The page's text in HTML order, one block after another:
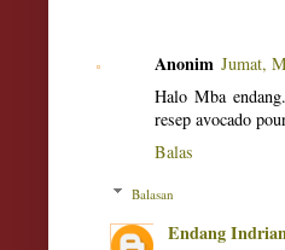
Anonim Jumat,
Halo Mba
resep avocado
Balas
Balasan
Endang